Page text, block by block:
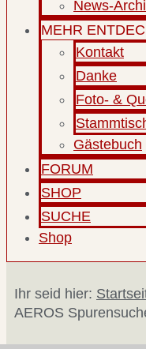
News-
MEHR
Kontakt
Danke
Foto- &
Gästebuch
FORUM
SHOP
SUCHE
Shop
Ihr seid hier:
AEROS